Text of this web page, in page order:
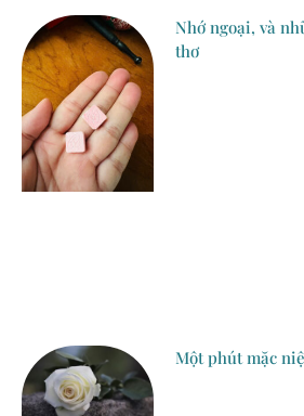
Nhớ ngoại, và
thơ
Một phút mặc